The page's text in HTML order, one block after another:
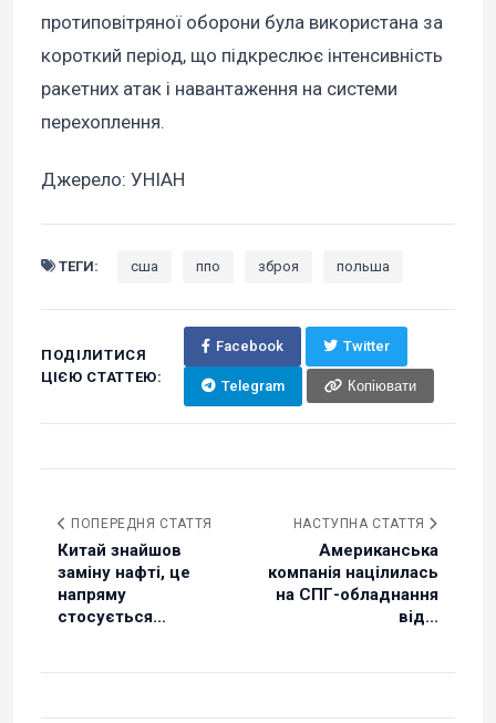
протиповітряної оборони була використана за
короткий період, що підкреслює інтенсивність
ракетних атак і навантаження на системи
перехоплення.
Джерело: УНІАН
ТЕГИ: сша ппо зброя польша
ПОДІЛИТИСЯ
ЦІЄЮ СТАТТЕЮ:
Facebook Twitter
Telegram Копіювати
ПОПЕРЕДНЯ СТАТТЯ
Китай знайшов
заміну нафті, це
напряму
стосується...
НАСТУПНА СТАТТЯ
Американська
компанія націлилась
на СПГ-обладнання
від...